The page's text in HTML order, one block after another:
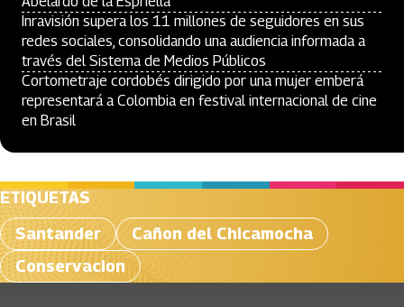
Inravisión supera los 11 millones de seguidores en sus
redes sociales, consolidando una audiencia informada a
través del Sistema de Medios Públicos
Cortometraje cordobés dirigido por una mujer emberá
representará a Colombia en festival internacional de cine
en Brasil
ETIQUETAS
Santander
Cañon del Chicamocha
Conservacion